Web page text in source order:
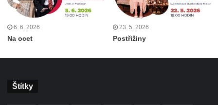
6. 6. 2026
Na ocet
23. 5. 2026
Postřižiny
Štítky